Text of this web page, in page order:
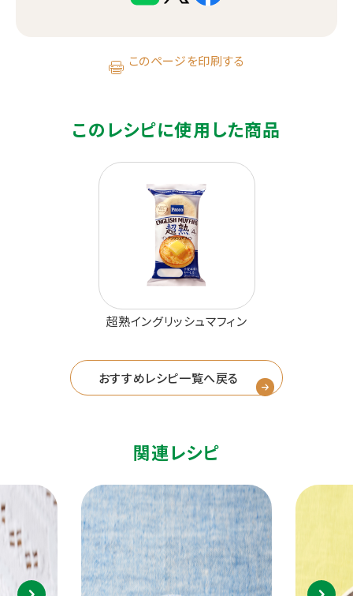
このページを印刷する
このレシピに使用した商品
超熟イングリッシュマフィン
おすすめレシピ一覧へ戻る
関連レシピ